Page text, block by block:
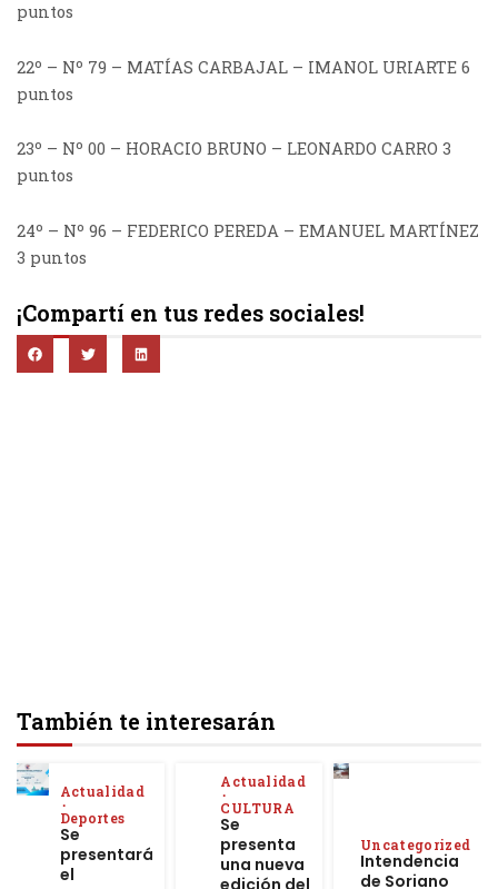
También te interesarán
Actualidad
Deportes
Se
presentará
el
Actualidad
CULTURA
Se
presenta
una nueva
Uncategorized
Intendencia
de Soriano
puntos
22º – Nº 79 – MATÍAS CARBAJAL – IMANOL URIARTE 6
puntos
23º – Nº 00 – HORACIO BRUNO – LEONARDO CARRO 3
puntos
24º – Nº 96 – FEDERICO PEREDA – EMANUEL MARTÍNEZ
3 puntos
¡Compartí en tus redes sociales!